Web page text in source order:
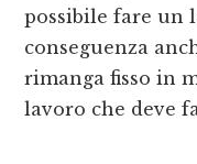
possibile fare un
conseguenza
rimanga fisso in
lavoro che deve